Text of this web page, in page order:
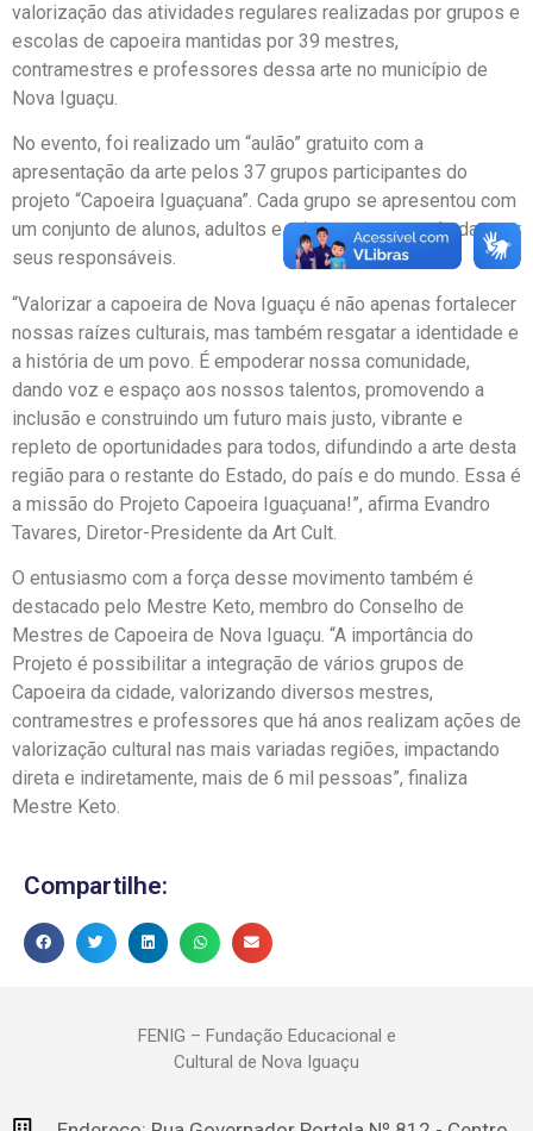
valorização das atividades regulares realizadas por grupos e
escolas de capoeira mantidas por 39 mestres,
contramestres e professores dessa arte no município de
Nova Iguaçu.
No evento, foi realizado um “aulão” gratuito com a
apresentação da arte pelos 37 grupos participantes do
projeto “Capoeira Iguaçuana”. Cada grupo se apresentou com
um conjunto de alunos, adultos e crianças, acompanhadas por
seus responsáveis.
“Valorizar a capoeira de Nova Iguaçu é não apenas fortalecer
nossas raízes culturais, mas também resgatar a identidade e
a história de um povo. É empoderar nossa comunidade,
dando voz e espaço aos nossos talentos, promovendo a
inclusão e construindo um futuro mais justo, vibrante e
repleto de oportunidades para todos, difundindo a arte desta
região para o restante do Estado, do país e do mundo. Essa é
a missão do Projeto Capoeira Iguaçuana!”, afirma Evandro
Tavares, Diretor-Presidente da Art Cult.
O entusiasmo com a força desse movimento também é
destacado pelo Mestre Keto, membro do Conselho de
Mestres de Capoeira de Nova Iguaçu. “A importância do
Projeto é possibilitar a integração de vários grupos de
Capoeira da cidade, valorizando diversos mestres,
contramestres e professores que há anos realizam ações de
valorização cultural nas mais variadas regiões, impactando
direta e indiretamente, mais de 6 mil pessoas”, finaliza
Mestre Keto.
Compartilhe:
FENIG – Fundação Educacional e
Cultural de Nova Iguaçu